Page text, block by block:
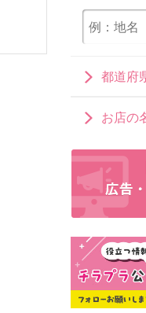
都道府
お店の